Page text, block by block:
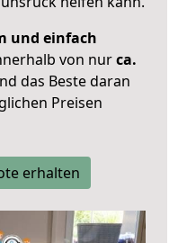
und einfach
von nurca.
das Beste daran
Preisen
erhalten